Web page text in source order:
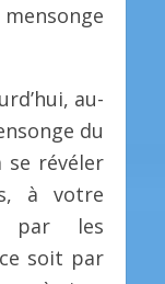
au-
du
se révéler
à votre
par les
soit par